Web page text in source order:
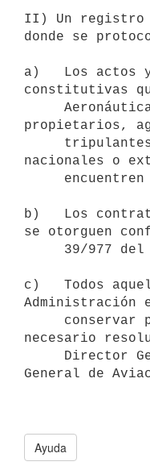
II) Un registro
donde se
a)   Los actos
constitutivas
propietarios,
nacionales o
b)   Los
se otorguen
c)   Todos
Administración
necesario
General de
Ayuda